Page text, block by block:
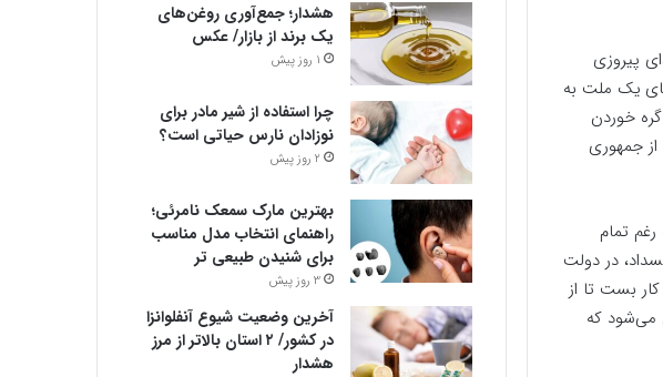
پیروزی
یک ملت به
خوردن
از جمهوری
تمام
در دولت
بست تا از
می‌شود که
هشدار؛ جمع‌آوری روغن‌های
یک برند از بازار/ عکس
1 روز پیش
چرا استفاده از شیر مادر برای
نوزادان نارس حیاتی است؟
2 روز پیش
بهترین مارک سمعک نامرئی؛
راهنمای انتخاب مدل مناسب
برای شنیدن طبیعی تر
3 روز پیش
آخرین وضعیت شیوع آنفلوانزا
در کشور/ ۲ استان بالاتر از مرز
هشدار